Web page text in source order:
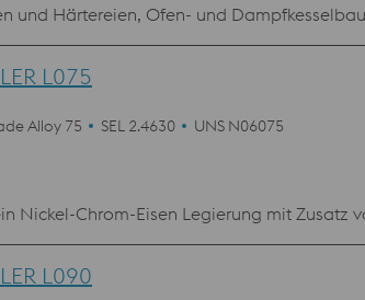
und Härtereien, Ofen- und
L075
Alloy 75 SEL 2.4630 UNS N06075
Nickel-Chrom-Eisen Legierung mit
L090